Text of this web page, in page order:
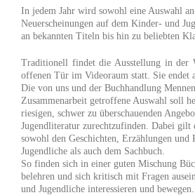
In jedem Jahr wird sowohl eine Auswahl
Neuerscheinungen auf dem Kinder- und
an bekannten Titeln bis hin zu beliebten
Traditionell findet die Ausstellung in der
offenen Tür im Videoraum statt. Sie endet
Die von uns und der Buchhandlung
Zusammenarbeit getroffene Auswahl soll
riesigen, schwer zu überschauenden
Jugendliteratur zurechtzufinden. Dabei gilt
sowohl den Geschichten, Erzählungen
Jugendliche als auch dem Sachbuch.
So finden sich in einer guten Mischung
belehren und sich kritisch mit Fragen
und Jugendliche interessieren und bewegen.